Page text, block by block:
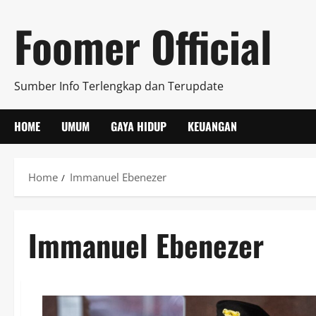
content
Foomer Official
Sumber Info Terlengkap dan Terupdate
HOME UMUM GAYA HIDUP KEUANGAN
Home Immanuel Ebenezer
Immanuel Ebenezer